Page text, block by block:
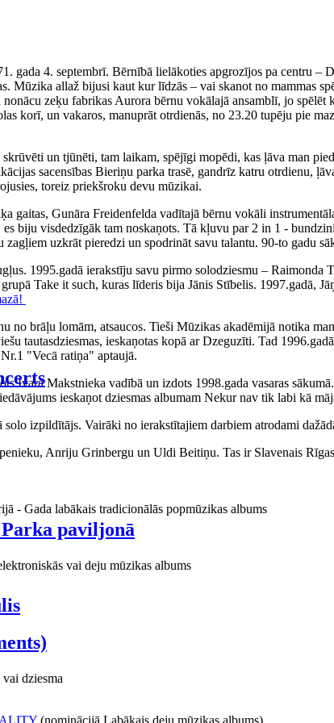
paviljonā
gada 4. septembrī. Bērnībā lielākoties apgrozījos pa centru
Mūzika allaž bijusi kaut kur līdzās – vai skanot no mammas
zeķu fabrikas Aurora bērnu vokālajā ansamblī, jo
korī, un vakaros, manuprāt otrdienās, no 23.20 tupēju pie
un tjūnēti, tam laikam, spējīgi mopēdi, kas ļāva man
sacensības Bieriņu parka trasē, gandrīz katru otrdienu,
toreiz priekšroku devu mūzikai.
gaitas, Gunāra Freidenfelda vadītajā bērnu vokāli
biju visdedzīgāk tam noskaņots. Tā kļuvu par 2 in 1 -
uzkrāt pieredzi un spodrināt savu talantu. 90-to gadu
1995.gadā ierakstīju savu pirmo solodziesmu –
Take it such, kuras līderis bija Jānis Stībelis. 1997.gadā,
brāļu lomām, atsaucos. Tieši Mūzikas akadēmijā notika
tautasdziesmas, ieskaņotas kopā ar Dzeguzīti. Tad
"Vecā ratiņa" aptaujā.
Ivara Makstnieka vadībā un izdots 1998.gada vasaras
ieskaņot dziesmas albumam Nekur nav tik labi kā
izpildītājs. Vairāki no ierakstītajiem darbiem atrodami
Anriju Grinbergu un Uldi Beitiņu. Tas ir Slavenais
- Gada labākais tradicionālās popmūzikas albums
vai deju mūzikas albums
dziesma
(nominācijā Labākais deju mūzikas albums)